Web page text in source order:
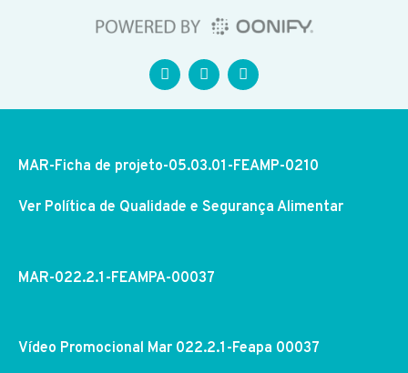
MAR-Ficha de projeto-05.03.01-FEAMP-0210
Ver Política de Qualidade e Segurança Alimentar
MAR-022.2.1-FEAMPA-00037
Vídeo Promocional Mar 022.2.1-Feapa 00037